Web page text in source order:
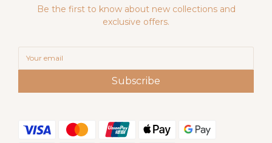
Be the first to know about new collections and
exclusive offers.
Subscribe